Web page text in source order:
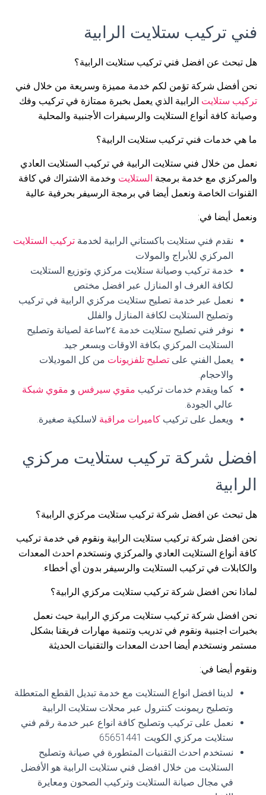
فني تركيب ستلايت الرابية
هل تبحث عن افضل فني تركيب ستلايت الرابية؟
نحن أفضل شركة تؤمن لكم خدمة مميزة وسريعة من خلال فني
تركيب ستلايت الرابية الذي يعمل بخبرة ممتازة في تركيب وفك
وصيانة كافة أنواع الستلايت والرسيفرات الأجنبية والمحلية
ما هي خدمات فني تركيب ستلايت الرابية؟
نعمل من خلال فني ستلايت الرابية في تركيب الستلايت العادي
والمركزي مع خدمة برمجة الستلايت وخدمة الاشتراك في كافة
القنوات الخاصة ونعمل أيضا في برمجة الرسيفر بحرفية عالية
ونعمل أيضا في:
نقدم فني ستلايت باكستاني الرابية لخدمة تركيب الستلايت
المركزي للأبراج والمولات
خدمة تركيب وصيانة ستلايت مركزي وتوزيع الستلايت
لكافة الغرف او المنازل عبر افضل مختص
نعمل عبر خدمة تصليح ستلايت مركزي الرابية في تركيب
وتصليح الستلايت لكافة المنازل والفلل
نوفر فني تصليح ستلايت خدمة ٢٤ساعة لصيانة وتصليح
الستلايت المركزي بكافة الاوقات وبسعر جيد.
يعمل الفني على تصليح تلفزيونات من كل الموديلات
والاحجام.
كما ويقدم خدمات تركيب مقوي سيرفس و مقوي شبكة
عالي الجودة.
ويعمل على تركيب كاميرات مراقبة لاسلكية صغيرة.
افضل شركة تركيب ستلايت مركزي
الرابية
هل تبحث عن افضل شركة تركيب ستلايت مركزي الرابية؟
نحن افضل شركة تركيب ستلايت الرابية ونقوم في خدمة تركيب
كافة أنواع الستلايت العادي والمركزي ونستخدم احدث المعدات
والكابلات في تركيب الستلايت والرسيفر بدون أي أخطاء.
لماذا نحن افضل شركة تركيب ستلايت مركزي الرابية؟
نحن افضل شركة تركيب ستلايت مركزي الرابية حيث نعمل
بخبرات اجنبية ونقوم في تدريب وتنمية مهارات فريقنا بشكل
مستمر ونستخدم أيضا احدث المعدات والتقنيات الحديثة
ونقوم أيضا في:
لدينا افضل انواع الستلايت مع خدمة تبديل القطع المتعطلة
وتصليح ريمونت كنترول عبر محلات ستلايت الرابية
نعمل على تركيب وتصليح كافة انواع عبر خدمة رقم فني
ستلايت مركزي الكويت 65651441
نستخدم احدث التقنيات المتطورة في صيانة وتصليح
الستلايت من خلال افضل فني ستلايت الرابية هو الأفضل
في مجال صيانة الستلايت وتركيب الصحون ومعايرة